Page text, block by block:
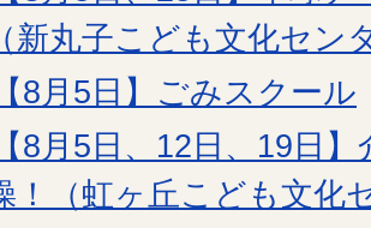
（新丸子こども文化セン
【8月5日】ごみスクール
【8月5日、12日、19日
！（虹ヶ丘こども文化